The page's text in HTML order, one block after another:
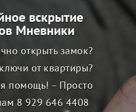
вскрытие
Мневники
открыть замок?
от квартиры?
помощь! – Просто
8 929 646 4408